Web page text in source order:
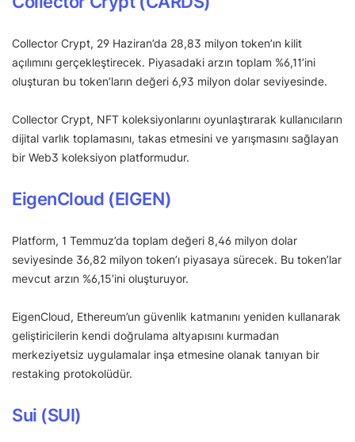
Collector Crypt, 29 Haziran’da 28,83 milyon token’ın kilit
açılımını gerçekleştirecek. Piyasadaki arzın toplam %6,11’ini
oluşturan bu token’ların değeri 6,93 milyon dolar seviyesinde.
Collector Crypt, NFT koleksiyonlarını oyunlaştırarak kullanıcıların
dijital varlık toplamasını, takas etmesini ve yarışmasını sağlayan
bir Web3 koleksiyon platformudur.
EigenCloud (EIGEN)
Platform, 1 Temmuz’da toplam değeri 8,46 milyon dolar
seviyesinde 36,82 milyon token’ı piyasaya sürecek. Bu token’lar
mevcut arzın %6,15’ini oluşturuyor.
EigenCloud, Ethereum’un güvenlik katmanını yeniden kullanarak
geliştiricilerin kendi doğrulama altyapısını kurmadan
merkeziyetsiz uygulamalar inşa etmesine olanak tanıyan bir
restaking protokolüdür.
Sui (SUI)